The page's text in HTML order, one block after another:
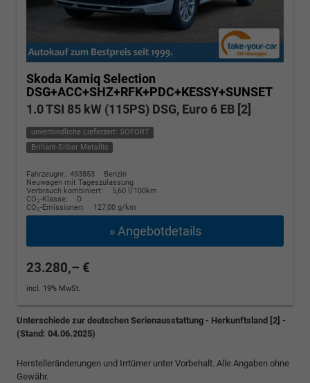
Skoda Kamiq Selection
DSG+ACC+SHZ+RFK+PDC+KESSY+SUNSET
1.0 TSI 85 kW (115PS) DSG, Euro 6 EB [2]
unverbindliche Lieferzeit: SOFORT
Brillant-Silber Metallic
Fahrzeugnr.: 493853
Benzin
Neuwagen mit Tageszulassung
Verbrauch kombiniert:
5,60 l/100km
CO2-Klasse:
D
CO2-Emissionen: 127,00 g/km
» Angebotdetails
23.280,– €
incl. 19% MwSt.
Unterschiede zur deutschen Serienausstattung - Herkunftsland [2] -
(Stand: 04.06.2025)
Herstelleränderungen und Irrtümer unter Vorbehalt. Alle Angaben ohne
Gewähr.